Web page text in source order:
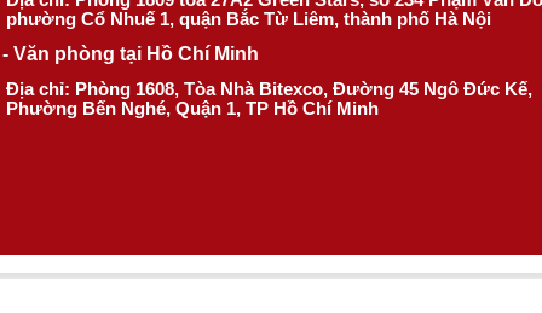
phường Cổ Nhuế 1, quận Bắc Từ Liêm, thành phố Hà Nội
- Văn phòng tại Hồ Chí Minh
Địa chỉ: Phòng 1608, Tòa Nhà Bitexco, Đường 45 Ngô Đức Kế,
Phường Bến Nghé, Quận 1, TP Hồ Chí Minh